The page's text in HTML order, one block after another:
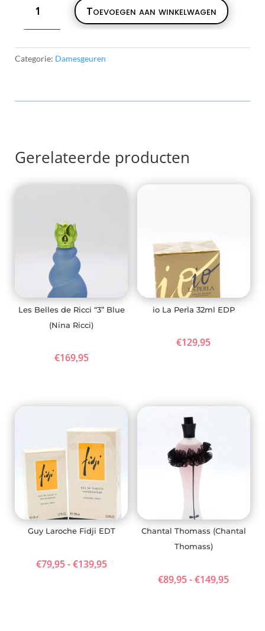
Couturier
Toevoegen aan winkelwagen
Categorie: Damesgeuren
Gerelateerde producten
Les Belles de Ricci “3” Blue
(Nina Ricci)
€169,95
io La Perla 32ml EDP
€129,95
Guy Laroche Fidji EDT
€79,95 - €139,95Prijsklasse:
Chantal Thomass (Chantal
Thomass)
€89,95 - €149,95